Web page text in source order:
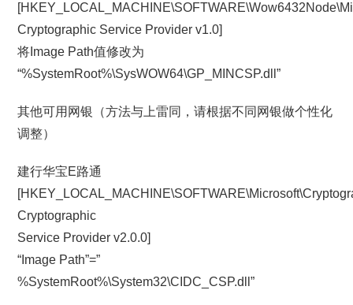
Cryptographic Service Provider v1.0]
将Image Path值修改为
“%SystemRoot%\SysWOW64\GP_MINCSP.dll”
其他可用网银（方法与上雷同，请根据不同网银做个性化
调整）
建行华宝E路通
Cryptographic
Service Provider v2.0.0]
“Image Path”=”
%SystemRoot%\System32\CIDC_CSP.dll”